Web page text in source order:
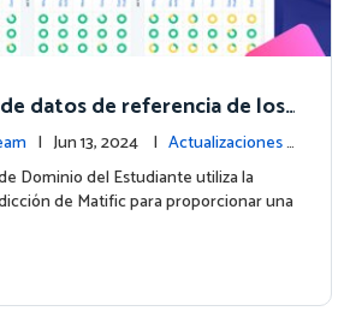
datos de referencia de los
el nuevo Informe de Domi
| Jun 13, 2024 | Actualizaciones
Dominio del Estudiante utiliza la
de Matific para proporcionar una